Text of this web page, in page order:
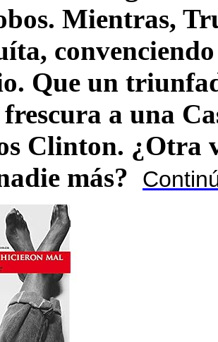
Mientras,
Que un
a una
Clinton. ¿Otra
más?